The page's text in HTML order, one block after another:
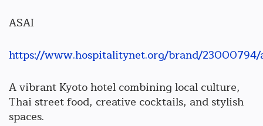
ASAI
https://www.hospitalitynet.org/brand/23000794/
A vibrant Kyoto hotel combining local culture,
Thai street food, creative cocktails, and stylish
spaces.